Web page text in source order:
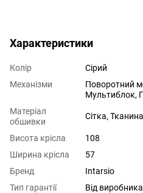
Характеристики
Колір
Сірий
Механізми
Поворотний
Мультиблок,
Матеріал
обшивки
Сітка, Тканина
Висота крісла
108
Ширина крісла
57
Бренд
Intarsio
Тип гарантії
Від виробника